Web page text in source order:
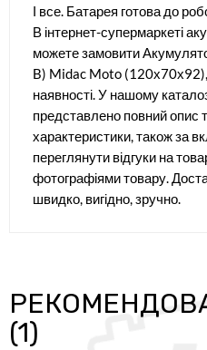
І все. Батарея готова до
В інтернет-супермаркеті
можете замовити
B) Midac Moto (120х70х92),
наявності. У нашому
представлено повний опис
характеристики, також за
переглянути відгуки на
фотографіями товару.
швидко, вигідно, зручно.
(1)